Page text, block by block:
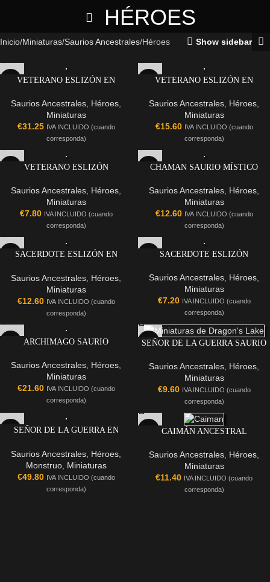
HÉROES
Inicio Miniaturas Saurios Ancestrales Héroes Show sidebar
VETERANO ESLIZÓN EN
Saurios Ancestrales, Héroes,
Miniaturas
€31.25
IVA INCLUIDO (cuando
corresponda)
VETERANO ESLIZÓN EN
Saurios Ancestrales, Héroes,
Miniaturas
€15.60
IVA INCLUIDO (cuando
corresponda)
VETERANO ESLIZÓN
Saurios Ancestrales, Héroes,
Miniaturas
€7.80
IVA INCLUIDO (cuando
corresponda)
CHAMAN SAURIO MÍSTICO
Saurios Ancestrales, Héroes,
Miniaturas
€12.60
IVA INCLUIDO (cuando
corresponda)
SACERDOTE ESLIZÓN EN
Saurios Ancestrales Héroes
Miniaturas
€12.60 IVA INCLUIDO (cuando
corresponda)
SACERDOTE ESLIZÓN
Saurios Ancestrales, Héroes,
Miniaturas
€7.20
IVA INCLUIDO (cuando
corresponda)
ARCHIMAGO SAURIO
Saurios Ancestrales Héroes
Miniaturas
€21.60 IVA INCLUIDO (cuando
corresponda)
SEÑOR DE LA GUERRA SAURIO
Saurios Ancestrales Héroes
Miniaturas
€9.60 IVA INCLUIDO (cuando
corresponda)
SEÑOR DE LA GUERRA EN
Saurios Ancestrales Héroes
Monstruo, Miniaturas
€49.80 IVA INCLUIDO (cuando
corresponda)
CAIMÁN ANCESTRAL
Saurios Ancestrales Héroes
Miniaturas
€11.40 IVA INCLUIDO (cuando
corresponda)